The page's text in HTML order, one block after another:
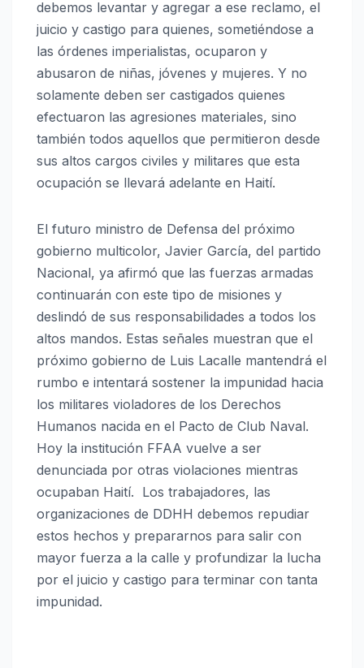
debemos levantar y agregar a ese reclamo, el
juicio y castigo para quienes, sometiéndose a
las órdenes imperialistas, ocuparon y
abusaron de niñas, jóvenes y mujeres. Y no
solamente deben ser castigados quienes
efectuaron las agresiones materiales, sino
también todos aquellos que permitieron desde
sus altos cargos civiles y militares que esta
ocupación se llevará adelante en Haití.
El futuro ministro de Defensa del próximo
gobierno multicolor, Javier García, del partido
Nacional, ya afirmó que las fuerzas armadas
continuarán con este tipo de misiones y
deslindó de sus responsabilidades a todos los
altos mandos. Estas señales muestran que el
próximo gobierno de Luis Lacalle mantendrá el
rumbo e intentará sostener la impunidad hacia
los militares violadores de los Derechos
Humanos nacida en el Pacto de Club Naval.
Hoy la institución FFAA vuelve a ser
denunciada por otras violaciones mientras
ocupaban Haití. Los trabajadores, las
organizaciones de DDHH debemos repudiar
estos hechos y prepararnos para salir con
mayor fuerza a la calle y profundizar la lucha
por el juicio y castigo para terminar con tanta
impunidad.